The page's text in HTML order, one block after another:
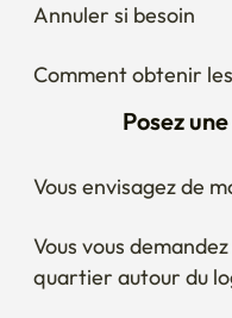
Annuler si besoin
Comment obtenir
Posez
Vous envisagez de
Vous vous
quartier autour du